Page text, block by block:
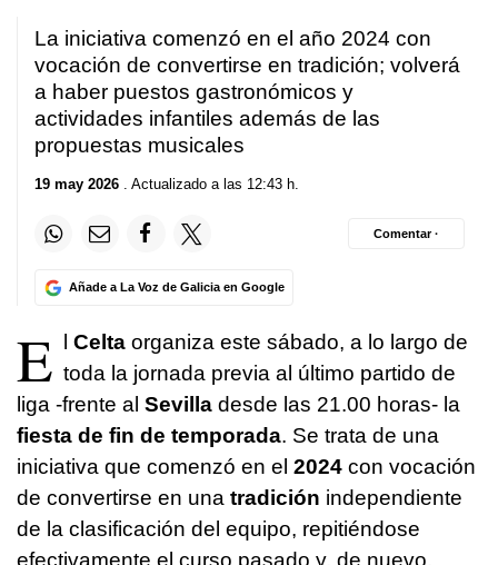
La iniciativa comenzó en el año 2024 con
vocación de convertirse en tradición; volverá
a haber puestos gastronómicos y
actividades infantiles además de las
propuestas musicales
19 may 2026 . Actualizado a las 12:43 h.
Añade a La Voz de Galicia en Google
Comentar ·
E Celta organiza este sábado, a lo largo de
toda la jornada previa al último partido de
liga -frente al Sevilla desde las 21.00 horas- la
fiesta de fin de temporada. Se trata de una
iniciativa que comenzó en el 2024 con vocación
de convertirse en una tradición independiente
de la clasificación del equipo, repitiéndose